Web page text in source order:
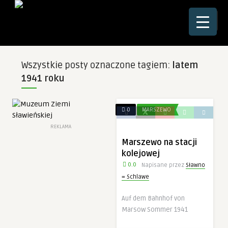
☰
Wszystkie posty oznaczone tagiem: latem
1941 roku
REKLAMA
0 MARSZEWO
Marszewo na stacji
kolejowej
0.0 Napisane przez Sławno
= Schlawe
Auf dem Bahnhof von
Marsow Sommer 1941